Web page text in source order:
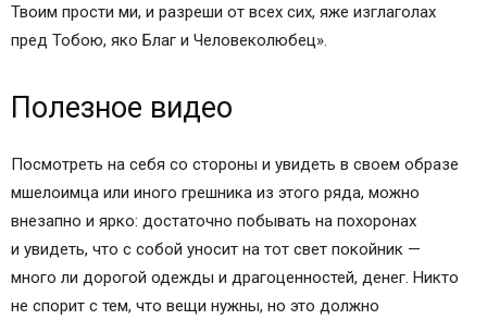
Твоим прости ми, и разреши от всех сих, яже изглаголах
пред Тобою, яко Благ и Человеколюбец».
Полезное видео
Посмотреть на себя со стороны и увидеть в своем образе
мшелоимца или иного грешника из этого ряда, можно
внезапно и ярко: достаточно побывать на похоронах
и увидеть, что с собой уносит на тот свет покойник —
много ли дорогой одежды и драгоценностей, денег. Никто
не спорит с тем, что вещи нужны, но это должно